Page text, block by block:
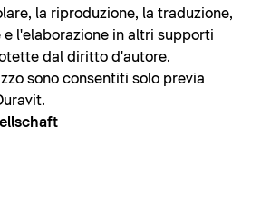
la riproduzione, la traduzione,
e l'elaborazione in altri supporti
dal diritto d'autore.
sono consentiti solo previa